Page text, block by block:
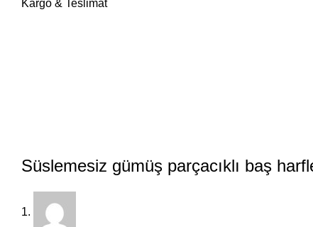
Kargo & Teslimat
Süslemesiz gümüş parçacıklı baş